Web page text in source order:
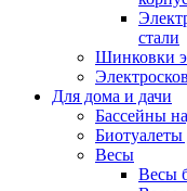
стали
Шинковки
Для дома и дачи
Бассейны
Биотуалеты
Весы
Весы